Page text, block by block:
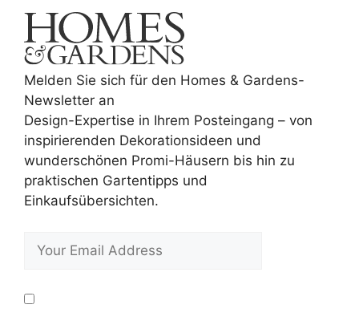
Melden Sie sich für den Homes & Gardens-
Newsletter an
Design-Expertise in Ihrem Posteingang – von
inspirierenden Dekorationsideen und
wunderschönen Promi-Häusern bis hin zu
praktischen Gartentipps und
Einkaufsübersichten.